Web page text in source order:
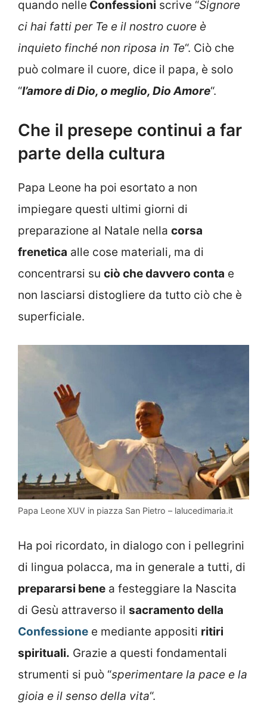
quando nelle Confessioni scrive “Signore
ci hai fatti per Te e il nostro cuore è
inquieto finché non riposa in Te“. Ciò che
può colmare il cuore, dice il papa, è solo
“l’amore di Dio, o meglio, Dio Amore“.
Che il presepe continui a far
parte della cultura
Papa Leone ha poi esortato a non
impiegare questi ultimi giorni di
preparazione al Natale nella corsa
frenetica alle cose materiali, ma di
concentrarsi su ciò che davvero conta e
non lasciarsi distogliere da tutto ciò che è
superficiale.
Papa Leone XUV in piazza San Pietro – lalucedimaria.it
Ha poi ricordato, in dialogo con i pellegrini
di lingua polacca, ma in generale a tutti, di
prepararsi bene a festeggiare la Nascita
di Gesù attraverso il sacramento della
Confessione e mediante appositi ritiri
spirituali. Grazie a questi fondamentali
strumenti si può “sperimentare la pace e la
gioia e il senso della vita“.